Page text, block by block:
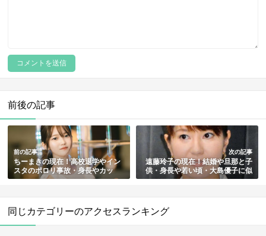
前後の記事
前の記事
ちーまきの現在！高校退学やイン
スタのポロリ事故・身長やカッ
プ・本名と年齢・家族もまとめ
次の記事
遠藤玲子の現在！結婚や旦那と子
供・身長や若い頃・大島優子に似
てる件まとめ
同じカテゴリーのアクセスランキング